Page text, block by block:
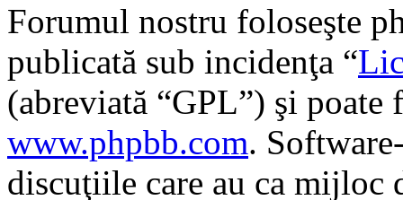
Forumul nostru foloseşte
publicată sub incidenţa “
(abreviată “GPL”) şi poate
www.phpbb.com.
discuţiile care au ca mijloc